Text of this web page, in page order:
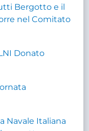
Bergotto e il
nel Comitato
Donato
Navale Italiana